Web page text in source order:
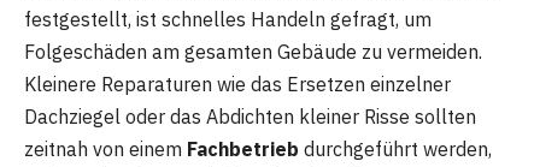
festgestellt, ist schnelles Handeln gefragt, um
Folgeschäden am gesamten Gebäude zu vermeiden.
Kleinere Reparaturen wie das Ersetzen einzelner
Dachziegel oder das Abdichten kleiner Risse sollten
zeitnah von einem Fachbetrieb durchgeführt werden,